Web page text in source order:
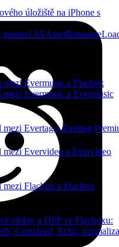
úložiště na iPhone s
mezi Evermusic a Flacbox
mezi Evermusic a Evermusic
Evertag a Evertag
mezi Evervideo a Evervideo
mezi Flacbox a Flacbox
efekty a DSP ve Flacboxu:
Crossfeed, Echo,